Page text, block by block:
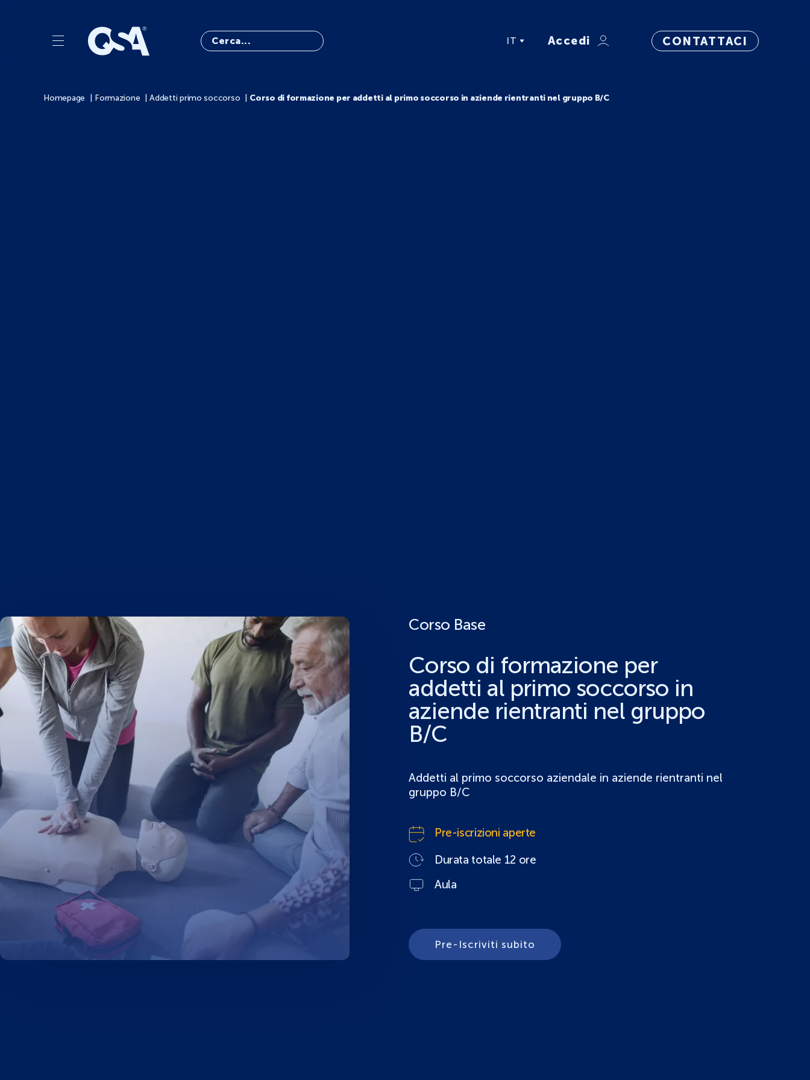
IT Accedi CONTATTACI
Homepage Formazione Addetti primo soccorso Corso di formazione per addetti al primo soccorso in aziende rientranti nel gruppo B/C
Corso Base
Corso di formazione per
addetti al primo soccorso in
aziende rientranti nel gruppo
B/C
Addetti al primo soccorso aziendale in aziende rientranti nel
gruppo B/C
Pre-iscrizioni aperte
Durata totale 12 ore
Aula
Pre-Iscriviti subito